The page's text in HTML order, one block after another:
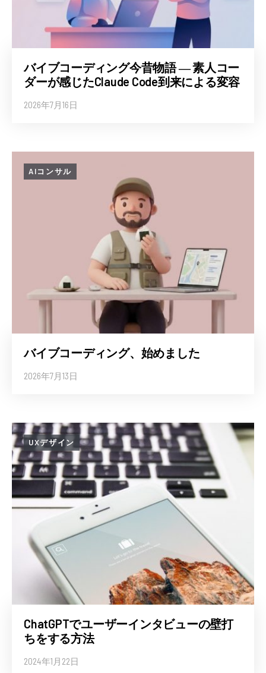
バイブコーディング今昔物語 ― 素人コー
ダーが感じたClaude Code到来による変容
2026年7月16日
AIコンサル
バイブコーディング、始めました
2026年7月13日
UXデザイン
ChatGPTでユーザーインタビューの壁打
ちをする方法
2024年1月22日